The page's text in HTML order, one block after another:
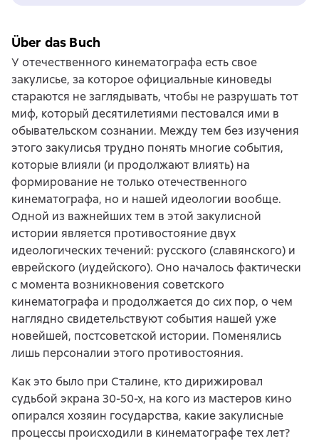
Über das Buch
У отечественного кинематографа есть свое
закулисье, за которое официальные киноведы
стараются не заглядывать, чтобы не разрушать тот
миф, который десятилетиями пестовался ими в
обывательском сознании. Между тем без изучения
этого закулисья трудно понять многие события,
которые влияли (и продолжают влиять) на
формирование не только отечественного
кинематографа, но и нашей идеологии вообще.
Одной из важнейших тем в этой закулисной
истории является противостояние двух
идеологических течений: русского (славянского) и
еврейского (иудейского). Оно началось фактически
с момента возникновения советского
кинематографа и продолжается до сих пор, о чем
наглядно свидетельствуют события нашей уже
новейшей, постсоветской истории. Поменялись
лишь персоналии этого противостояния.
Как это было при Сталине, кто дирижировал
судьбой экрана 30-50-х, на кого из мастеров кино
опирался хозяин государства, какие закулисные
процессы происходили в кинематографе тех лет?